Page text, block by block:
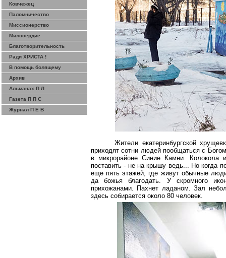
Ковчежец
Паломничество
Миссионерство
Милосердие
Благотворительность
Ради ХРИСТА !
В помощь болящему
Архив
Альманах П Л
Газета П П С
Журнал П Е В
Жители екатеринбургской
приходят сотни людей пообщаться с
в микрорайоне Синие Камни. Колокола
поставить - не на крышу ведь... Но когда
еще пять этажей, где живут обычные
да божья благодать. У скромного
прихожанами. Пахнет ладаном. Зал
здесь собирается около 80 человек.